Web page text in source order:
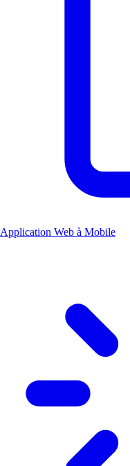
Application Web à Mobile